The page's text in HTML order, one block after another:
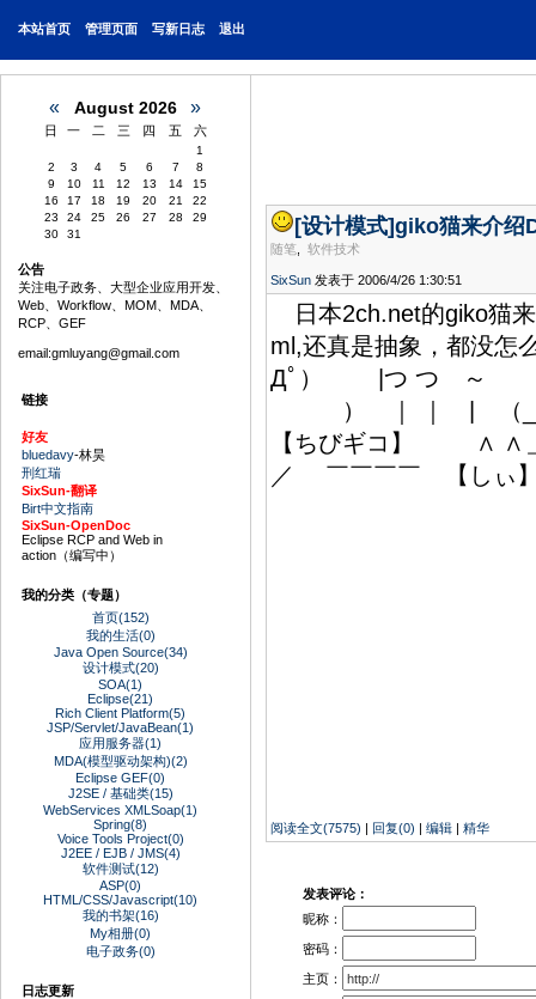
本站首页 管理页面 写新日志 退出
« August 2026 »
日 一 二 三 四 五 六
1
2
3 4 5 6 7
8
9
10 11 12 13 14
15
16
17 18 19 20 21
22
23
24 25 26 27 28
29
30
31
公告
关注电子政务、大型企业应用开发、
Web、Workflow、MOM、MDA、
RCP、GEF
email:gmluyang@gmail.com
链接
好友
bluedavy-林昊
刑红瑞
SixSun-翻译
Birt中文指南
SixSun-OpenDoc
Eclipse RCP and Web in
action（编写中）
我的分类（专题）
首页(152)
我的生活(0)
Java Open Source(34)
设计模式(20)
SOA(1)
Eclipse(21)
Rich Client Platform(5)
JSP/Servlet/JavaBean(1)
应用服务器(1)
MDA(模型驱动架构)(2)
Eclipse GEF(0)
J2SE / 基础类(15)
WebServices XMLSoap(1)
Spring(8)
Voice Tools Project(0)
J2EE / EJB / JMS(4)
软件测试(12)
ASP(0)
HTML/CSS/Javascript(10)
我的书架(16)
My相册(0)
电子政务(0)
日志更新
[设计模式]giko猫来介绍
随笔 软件技术
SixSun 发表于 2006/4/26 1:30:51
日本2ch.net的giko猫
ml,还真是抽象，都没
Дﾟ） |つ つ ～
） ｜ ｜ | （_＿
【ちびギコ】 ∧
／ ￣￣￣￣ 【し
阅读全文(7575) | 回复(0) | 编辑 | 精华
发表评论：
昵称：
密码：
主页：